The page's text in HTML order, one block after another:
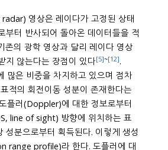
영상은 레이다가 고정된 상태
존의 광학 영상과 달리 레이다 영상
은 주야에 관계없이 관측이 가능하고 날씨 상태에 영향을 받지 않는다는 장점이 있다[5]~[12].
적의 회전이동 성분이 존재한다는
line of sight) 방향에 위치하는 표